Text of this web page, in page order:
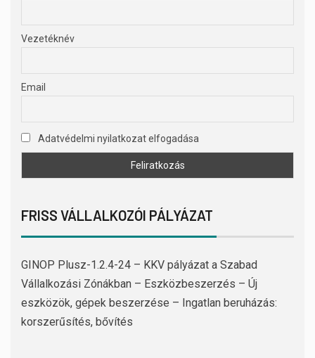
Vezetéknév
Email
Adatvédelmi nyilatkozat elfogadása
FRISS VÁLLALKOZÓI PÁLYÁZAT
GINOP Plusz-1.2.4-24 – KKV pályázat a Szabad
Vállalkozási Zónákban – Eszközbeszerzés – Új
eszközök, gépek beszerzése – Ingatlan beruházás:
korszerűsítés, bővítés